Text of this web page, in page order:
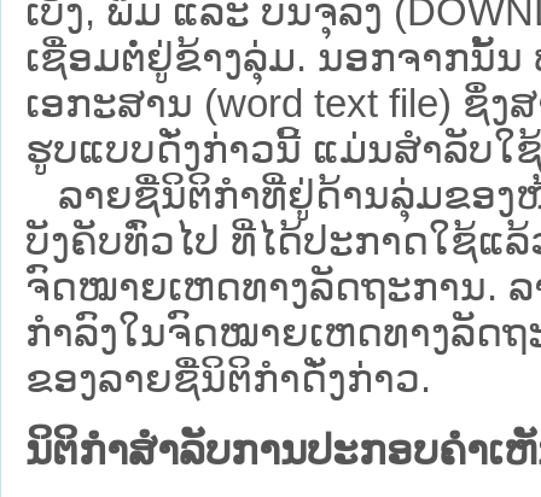
ເບິ່ງ, ພິມ ແລະ ບັນຈຸລົງ
ເຊື່ອມຕໍ່ຢູ່ຂ້າງລຸ່ມ. ນອກຈາກນັ້ນ
ເອກະສານ (word text file) ຊຶ່
ຮູບແບບດັ່ງກ່າວນີ້ ແມ່ນສຳລັບໃ
ລາຍຊື່ນິຕິກຳທີ່ຢູ່ດ້ານລຸ່ມຂອງ
ບັງຄັບທົ່ວໄປ ທີ່ໄດ້ປະກາດໃຊ້ແ
ຈົດໝາຍເຫດທາງລັດຖະການ.
ກຳລົງໃນຈົດໝາຍເຫດທາງລັດ
ຂອງລາຍຊື່ນິຕິກໍາດັ່ງກ່າວ.
ນິຕິກຳສຳລັບການປະກອບຄຳເ